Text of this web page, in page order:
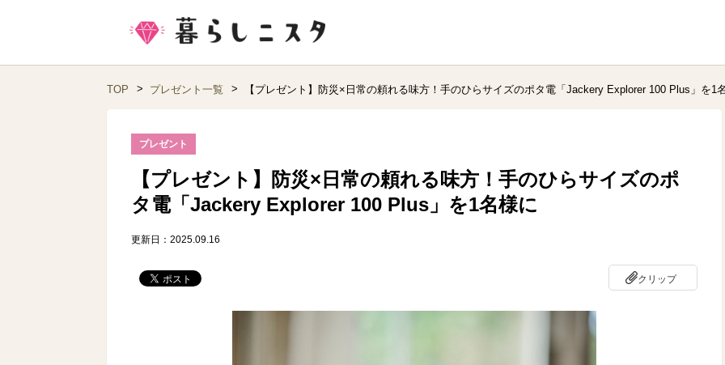
TOP プレゼント一覧 【プレゼント】防災×日常の頼れる味方！手のひらサイズのポタ電「Jackery Explorer 100 Plus」を1
プレゼント
【プレゼント】防災×日常の頼れる味方！手のひらサイズのポ
タ電「Jackery Explorer 100 Plus」を1名様に
更新日：2025.09.16
クリップ